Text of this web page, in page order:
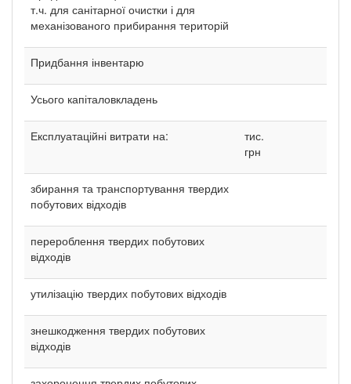
т.ч. для санітарної очистки і для
механізованого прибирання територій
Придбання інвентарю
Усього капіталовкладень
Експлуатаційні витрати на:
тис.
грн
збирання та транспортування твердих
побутових відходів
перероблення твердих побутових
відходів
утилізацію твердих побутових відходів
знешкодження твердих побутових
відходів